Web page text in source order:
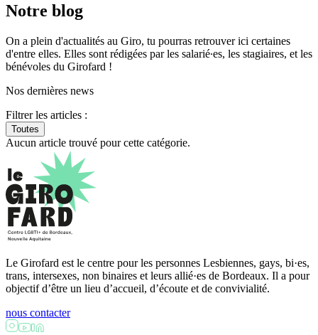
Notre blog
On a plein d'actualités au Giro, tu pourras retrouver ici certaines
d'entre elles. Elles sont rédigées par les salarié∙es, les stagiaires, et les
bénévoles du Girofard !
Nos dernières news
Filtrer les articles :
Toutes
Aucun article trouvé pour cette catégorie.
Le Girofard est le centre pour les personnes Lesbiennes, gays, bi·es,
trans, intersexes, non binaires et leurs allié·es de Bordeaux. Il a pour
objectif d’être un lieu d’accueil, d’écoute et de convivialité.
nous contacter